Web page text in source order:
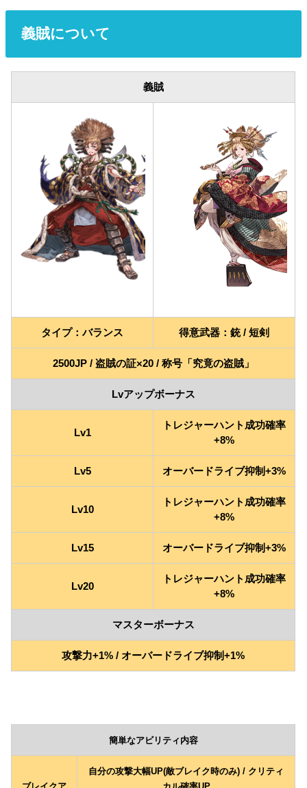
義賊について
義賊
タイプ：バランス 得意武器：銃 / 短剣
2500JP / 盗賊の証×20 / 称号「究竟の盗賊」
Lvアップボーナス
Lv1
トレジャーハント成功確率
+8%
Lv5 オーバードライブ抑制+3%
Lv10
トレジャーハント成功確率
+8%
Lv15 オーバードライブ抑制+3%
Lv20
トレジャーハント成功確率
+8%
マスターボーナス
攻撃力+1% / オーバードライブ抑制+1%
簡単なアビリティ内容
自分の攻撃大幅UP(敵ブレイク時のみ) / クリティ